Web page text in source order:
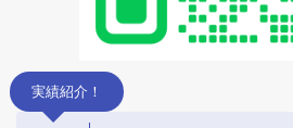
実績紹介！